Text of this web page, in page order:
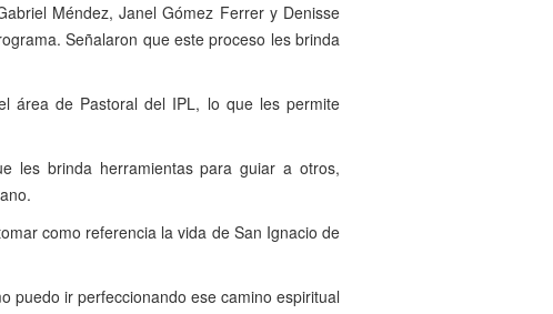
Méndez, Janel Gómez Ferrer y Denisse
Señalaron que este proceso les brinda
área de Pastoral del IPL, lo que les permite
les brinda herramientas para guiar a otros,
como referencia la vida de San Ignacio de
puedo ir perfeccionando ese camino espiritual